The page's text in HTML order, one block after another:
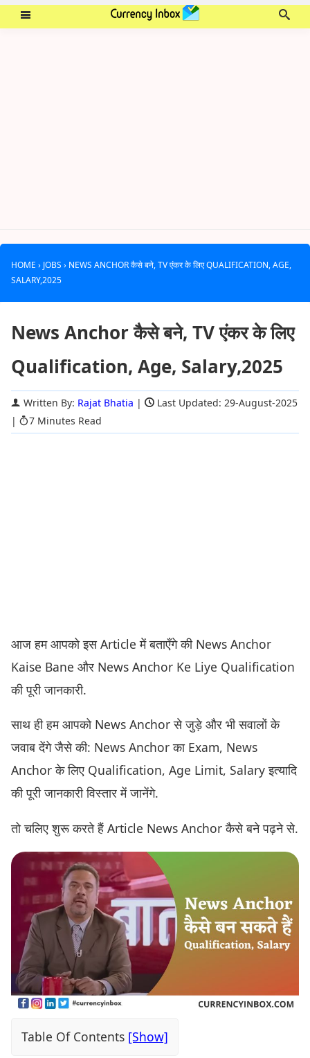
HOME › JOBS › NEWS ANCHOR कैसे बने, TV एंकर के लिए QUALIFICATION, AGE,
SALARY,2025
News Anchor कैसे बने, TV एंकर के लिए
Qualification, Age, Salary,2025
Written By: Rajat Bhatia |
Last Updated: 29-August-2025
|
7 Minutes Read
आज हम आपको इस Article में बताएँगे की News Anchor
Kaise Bane और News Anchor Ke Liye Qualification
की पूरी जानकारी.
साथ ही हम आपको News Anchor से जुड़े और भी सवालों के
जवाब देंगे जैसे की: News Anchor का Exam, News
Anchor के लिए Qualification, Age Limit, Salary इत्यादि
की पूरी जानकारी विस्तार में जानेंगे.
तो चलिए शुरू करते हैं Article News Anchor कैसे बने पढ़ने से.
Table Of Contents